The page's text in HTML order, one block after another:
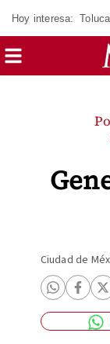
Hoy interesa:
Ciudad de